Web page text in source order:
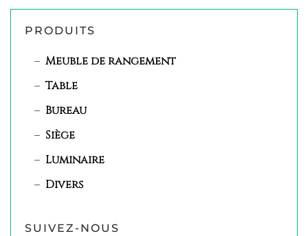
PRODUITS
Meuble de rangement
Table
Bureau
Siège
Luminaire
Divers
SUIVEZ-NOUS